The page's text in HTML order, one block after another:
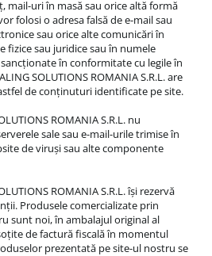
mail-uri în masă sau orice altă formă
folosi o adresa falsă de e-mail sau
sau orice alte comunicări în
fizice sau juridice sau în numele
în conformitate cu legile în
SOLUTIONS ROMANIA S.R.L. are
de conținuturi identificate pe site.
ROMANIA S.R.L. nu
sale sau e-mail-urile trimise în
de viruși sau alte componente
ROMANIA S.R.L. își rezervă
Produsele comercializate prin
sunt noi, în ambalajul original al
de factură fiscală în momentul
prezentată pe site-ul nostru se